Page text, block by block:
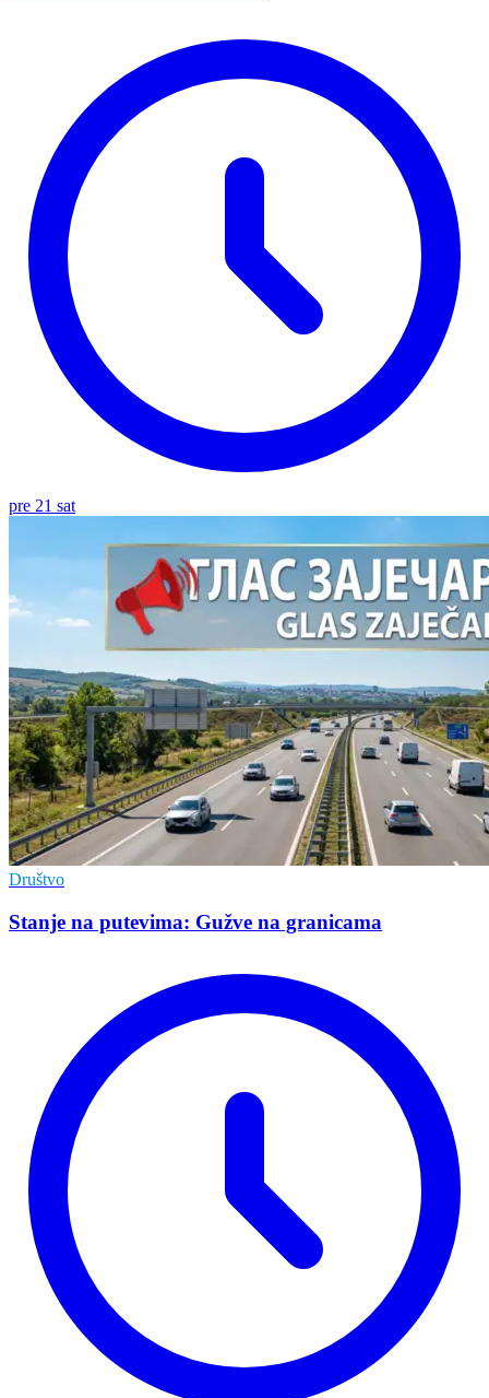
pre 21 sat
Društvo
Stanje na putevima: Gužve na granicama